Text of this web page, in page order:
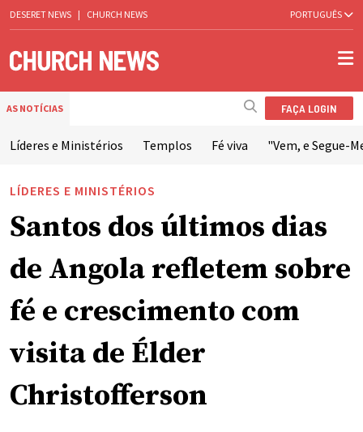
DESERET NEWS | CHURCH NEWS PORTUGUÊS
AS NOTÍCIAS FAÇA LOGIN
Líderes e Ministérios Templos Fé viva "Vem, e Segue-
LÍDERES E MINISTÉRIOS
Santos dos últimos dias
de Angola refletem sobre
fé e crescimento com
visita de Élder
Christofferson